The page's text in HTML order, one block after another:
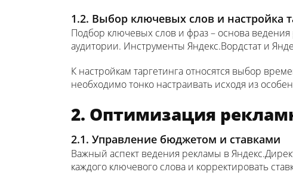
1.2. Выбор ключевых слов и настройка
Подбор ключевых слов и фраз – основа
аудитории. Инструменты Яндекс.Вордстат и
К настройкам таргетинга относятся выбор
необходимо тонко настраивать исходя из
2. Оптимизация
2.1. Управление бюджетом и ставками
Важный аспект ведения рекламы в
каждого ключевого слова и корректировать